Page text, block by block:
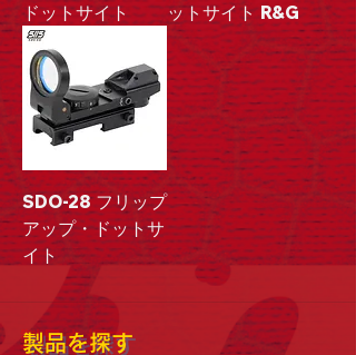
ドットサイト
ットサイト R&G
SDO-28 フリップ
アップ・ドットサ
イト
製品を探す